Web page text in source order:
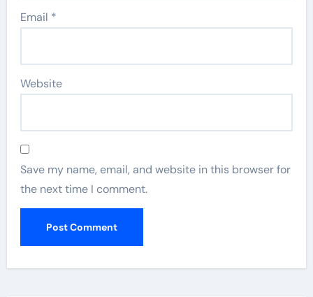
Email *
Website
Save my name, email, and website in this browser for
the next time I comment.